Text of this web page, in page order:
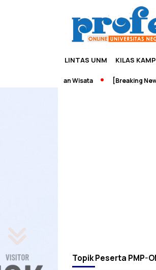
LINTAS UNM KILAS
dan Wisata [Breaking News]
TopikPeserta PMP-